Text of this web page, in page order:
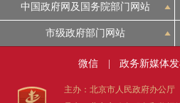
中国政府网及国务院部门网站
市级政府部门网站
微信 政务新媒体
主办：北京市人民政府办公厅